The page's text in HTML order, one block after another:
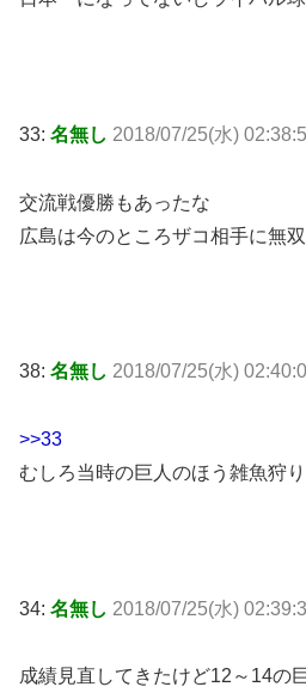
33: 名無し 2018/07/25(水)
交流戦優勝もあったな
広島は今のところザコ相手に無
38: 名無し 2018/07/25(水)
>>33
むしろ当時の巨人のほう雑魚狩
34: 名無し 2018/07/25(水)
成績見直してきたけど12～14の